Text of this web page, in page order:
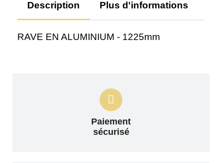
Description Plus d'informations
RAVE EN ALUMINIUM - 1225mm
Paiement
sécurisé